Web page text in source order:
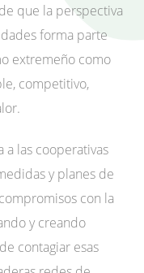
que la perspectiva
forma parte
extremeño como
competitivo,
a las cooperativas
y planes de
con la
y creando
contagiar esas